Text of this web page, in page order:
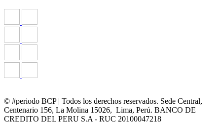
© #periodo BCP | Todos los derechos reservados. Sede Central,
Centenario 156, La Molina 15026, Lima, Perú. BANCO DE
CREDITO DEL PERU S.A - RUC 20100047218